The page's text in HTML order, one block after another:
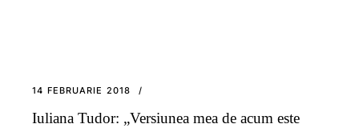
14 FEBRUARIE 2018
Iuliana Tudor: „Versiunea mea de acum este